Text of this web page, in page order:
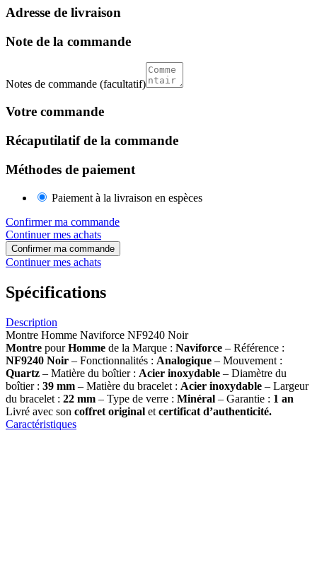
Adresse de livraison
Note de la commande
Notes de commande (facultatif)
Votre commande
Récaputilatif de la commande
Méthodes de paiement
Paiement à la livraison en espèces
Confirmer ma commande
Continuer mes achats
Confirmer ma commande
Continuer mes achats
Spécifications
Description
Montre Homme Naviforce NF9240 Noir
Montre pourHomme de la Marque : Naviforce – Référence :
NF9240 Noir – Fonctionnalités : Analogique – Mouvement :
Quartz – Matière du boîtier : Acier inoxydable – Diamètre du
boîtier : 39 mm – Matière du bracelet : Acier inoxydable – Largeur
du bracelet : 22 mm – Type de verre : Minéral – Garantie : 1 an
Livré avec son coffret original et certificat d’authenticité.
Caractéristiques